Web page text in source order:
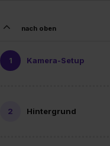
nach oben
Kamera-Setup
Hintergrund